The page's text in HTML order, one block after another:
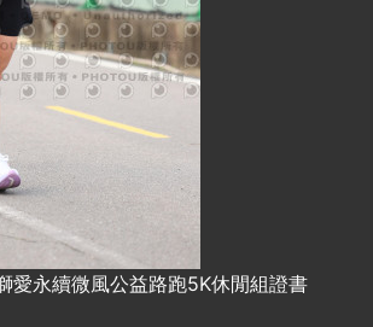
愛永續微風公益路跑5K休閒組證書